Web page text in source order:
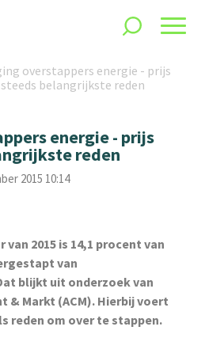
overstappers energie - prijs
belangrijkste reden
energie - prijs
reden
2015 10:14
2015 is 14,1 procent van
van
blijkt uit onderzoek van
& Markt (ACM). Hierbij voert
reden om over te stappen.